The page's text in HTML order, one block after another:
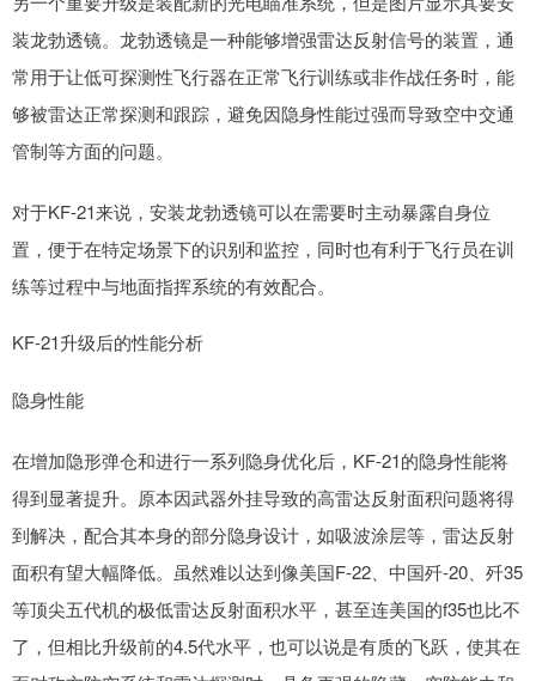
装龙勃透镜。龙勃透镜是一种能够增强雷达反射信号的装置，通
常用于让低可探测性飞行器在正常飞行训练或非作战任务时，能
够被雷达正常探测和跟踪，避免因隐身性能过强而导致空中交通
管制等方面的问题。
对于KF-21来说，安装龙勃透镜可以在需要时主动暴露自身位
置，便于在特定场景下的识别和监控，同时也有利于飞行员在训
练等过程中与地面指挥系统的有效配合。
KF-21升级后的性能分析
隐身性能
在增加隐形弹仓和进行一系列隐身优化后，KF-21的隐身性能将
得到显著提升。原本因武器外挂导致的高雷达反射面积问题将得
到解决，配合其本身的部分隐身设计，如吸波涂层等，雷达反射
面积有望大幅降低。虽然难以达到像美国F-22、中国歼-20、歼35
等顶尖五代机的极低雷达反射面积水平，甚至连美国的f35也比不
了，但相比升级前的4.5代水平，也可以说是有质的飞跃，使其在